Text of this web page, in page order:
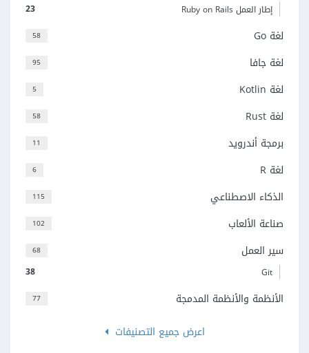
23 إطار العمل Ruby on Rails
58 لغة Go
95 لغة جافا
5 لغة Kotlin
58 لغة Rust
11 برمجة أندرويد
6 لغة R
115 الذكاء الاصطناعي
102 صناعة الألعاب
68 سير العمل
38 Git
77
الأنظمة والأنظمة المدمجة
اعرض جميع التصنيفات